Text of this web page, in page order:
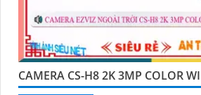
CAMERA CS-H8 2K 3MP COLOR